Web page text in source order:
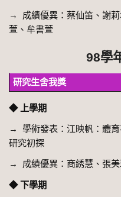
→ 成績優異：蔡仙笛、謝
萱、牟書萱
98學
研究生舍我獎
◆ 上學期
→ 學術發表：江映帆：體
研究初探
→ 成績優異：商綉慧、張
◆ 下學期